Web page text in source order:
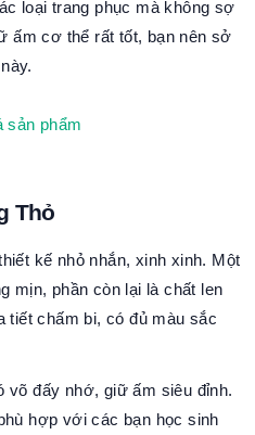
loại trang phục mà không sợ
ấm cơ thể rất tốt, bạn nên sở
sản phẩm
Thỏ
kế nhỏ nhắn, xinh xinh. Một
mịn, phần còn lại là chất len
tiết chấm bi, có đủ màu sắc
võ đấy nhớ, giữ ấm siêu đỉnh.
hợp với các bạn học sinh